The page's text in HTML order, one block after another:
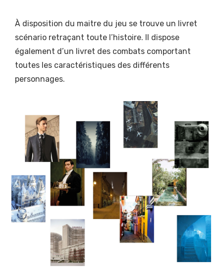
À disposition du maitre du jeu se trouve un livret
scénario retraçant toute l’histoire. Il dispose
également d’un livret des combats comportant
toutes les caractéristiques des différents
personnages.